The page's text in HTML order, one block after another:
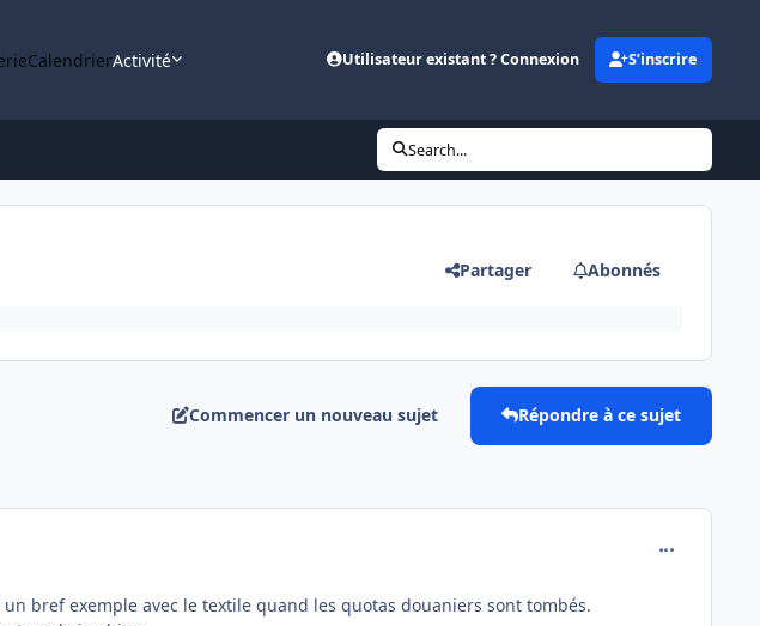
CalendrierActivité Utilisateur existant ? Connexion S’inscrire
Search...
Partager Abonnés
Commencer un nouveau sujet Répondre à ce sujet
bref exemple avec le textile quand les quotas douaniers sont tombés.